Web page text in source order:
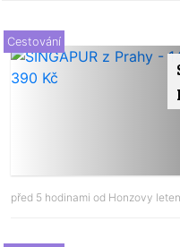
Cestování
před 5 hodinami od Honzovy